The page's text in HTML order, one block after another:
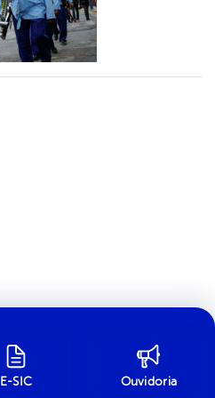
E-SIC Ouvidoria